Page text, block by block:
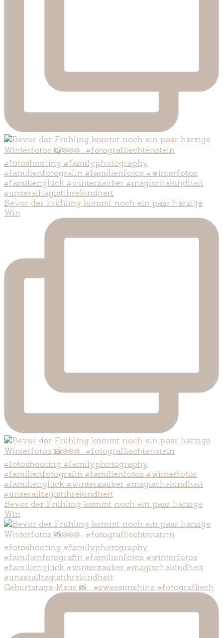
Bevor der Frühling kommt noch ein paar härzige
Win
Bevor der Frühling kommt noch ein paar härzige
Win
Geburtstags-Maus 📸 . #sweesunshine #fotografliech